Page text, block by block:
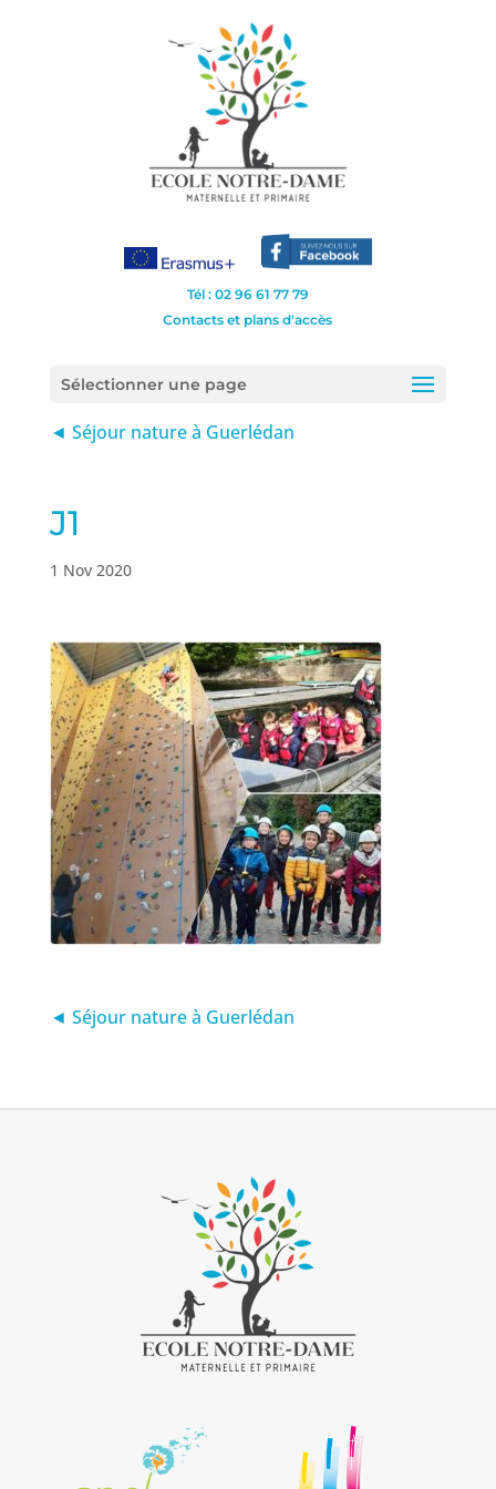
Tél : 02 96 61 77 79
Contacts et plans d'accès
Sélectionner une page
◄ Séjour nature à Guerlédan
J1
1 Nov 2020
◄ Séjour nature à Guerlédan